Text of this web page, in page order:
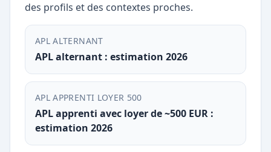
des profils et des contextes proches.
APL ALTERNANT
APL alternant : estimation 2026
APL APPRENTI LOYER 500
APL apprenti avec loyer de ~500 EUR :
estimation 2026